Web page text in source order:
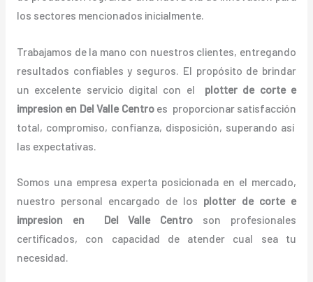
los sectores mencionados inicialmente.
Trabajamos de la mano con nuestros clientes, entregando
resultados confiables y seguros. El propósito de brindar
un excelente servicio digital con el plotter de corte e
impresion en Del Valle Centro es proporcionar satisfacción
total, compromiso, confianza, disposición, superando así
las expectativas.
Somos una empresa experta posicionada en el mercado,
nuestro personal encargado de los plotter de corte e
impresion en Del Valle Centro
son profesionales
certificados, con capacidad de atender cual sea tu
necesidad.